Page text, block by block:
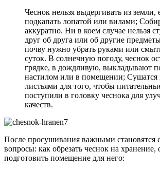
Чеснок нельзя выдергивать из земли,
подкапать лопатой или вилами;
аккуратно. Ни в коем случае нельзя
друг об друга или об другие
почву нужно убрать руками или
суток. В солнечную погоду, чеснок
грядке, в дождливую, выкладывают
настилом или в помещении; Сушатся
листьями для того, чтобы
поступили в головку чеснока для
качеств.
После просушивания важными становятся
вопросы: как обрезать чеснок на хранение,
подготовить помещение для него: